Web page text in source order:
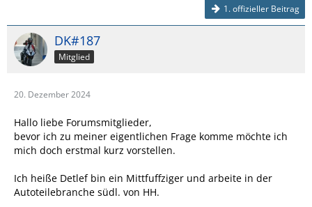
1. offizieller Beitrag
DK#187
Mitglied
20. Dezember 2024
Hallo liebe Forumsmitglieder,
bevor ich zu meiner eigentlichen Frage komme möchte ich
mich doch erstmal kurz vorstellen.
Ich heiße Detlef bin ein Mittfuffziger und arbeite in der
Autoteilebranche südl. von HH.